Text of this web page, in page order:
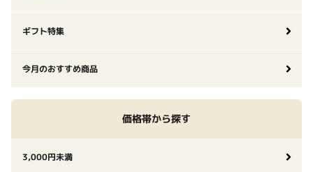
ギフト特集
今月のおすすめ商品
価格帯から探す
3,000円未満